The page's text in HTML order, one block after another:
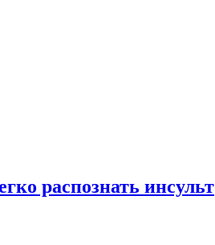
распознать инсульт